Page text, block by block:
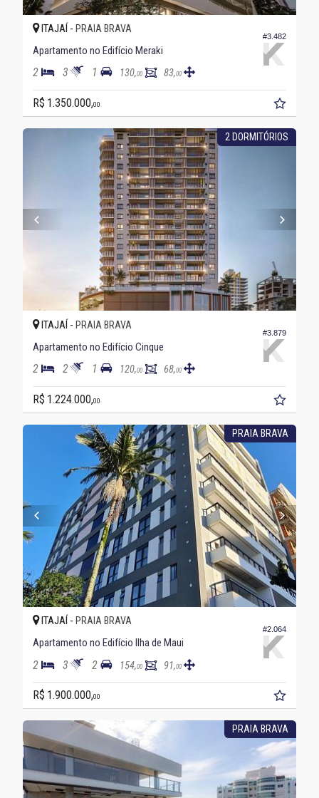
#3.482
ITAJAÍ - PRAIA BRAVA
Apartamento no Edifício Meraki
2 3 1 130,00 83,00
R$ 1.350.000,00
2 DORMITÓRIOS
#3.879
ITAJAÍ - PRAIA BRAVA
Apartamento no Edifício Cinque
2 2 1 120,00 68,00
R$ 1.224.000,00
PRAIA BRAVA
#2.064
ITAJAÍ - PRAIA BRAVA
Apartamento no Edifício Ilha de Maui
2 3 2 154,00 91,00
R$ 1.900.000,00
PRAIA BRAVA